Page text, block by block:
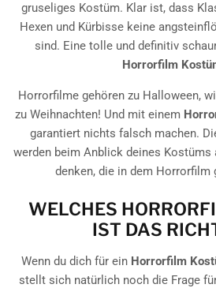
gruseliges Kostüm. Klar ist, dass
Hexen und Kürbisse keine
sind. Eine tolle und definitiv
Horrorfilm
Horrorfilme gehören zu Halloween,
zu Weihnachten! Und mit einem
garantiert nichts falsch machen.
werden beim Anblick deines Kostüms
denken, die in dem Horrorfilm
WELCHES
IST DAS
Wenn du dich für ein Horrorfilm
stellt sich natürlich noch die Frage